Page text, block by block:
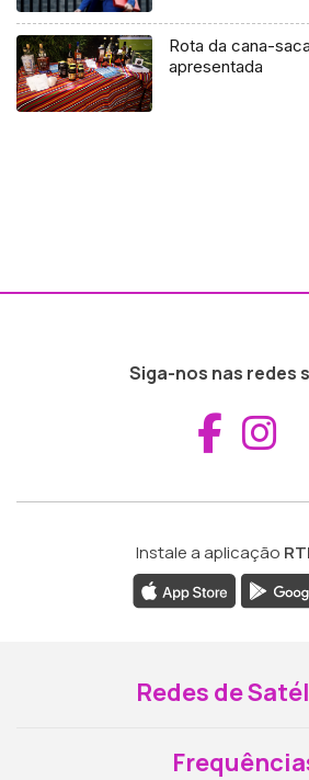
Rota da cana-
apresentada
Siga-nos nas redes
Instale a aplicação
Redes de